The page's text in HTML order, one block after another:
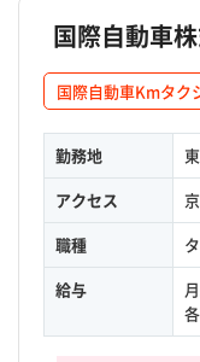
国際自動車
国際自動車Kmタク
勤務地
アクセス
職種
給与